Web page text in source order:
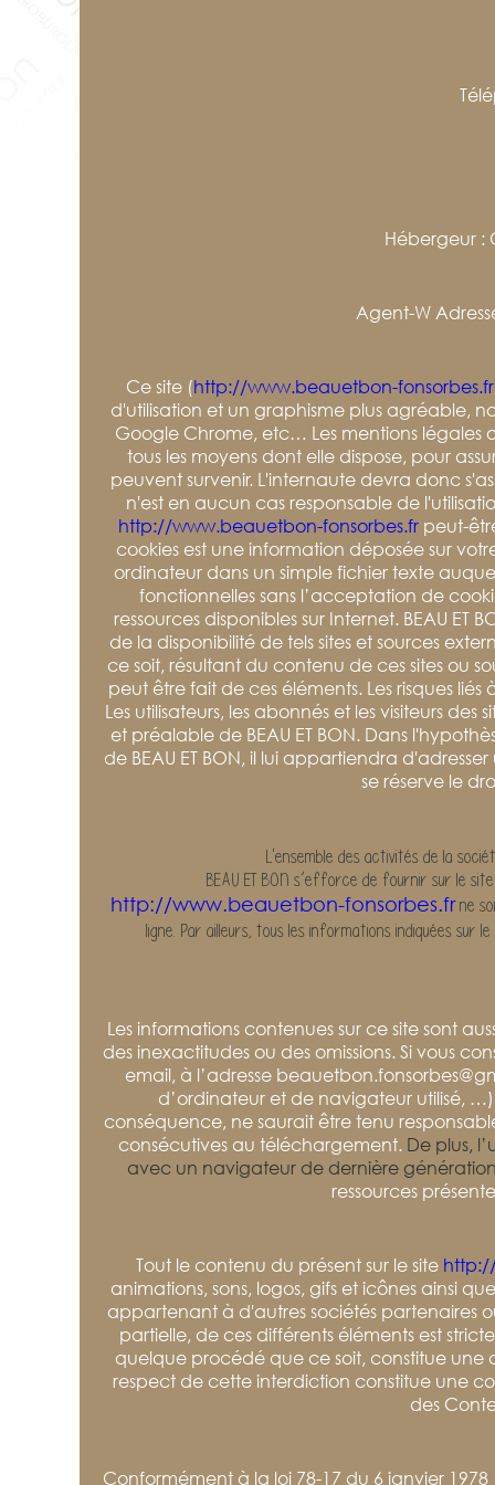
Hébergeur :
Agent-W
Ce site (http://www.beauetbon-fonsorbes.fr
d'utilisation et un graphisme plus agréable,
Google Chrome, etc… Les mentions légales
tous les moyens dont elle dispose, pour
peuvent survenir. L'internaute devra donc
n'est en aucun cas responsable de
http://www.beauetbon-fonsorbes.frpeut-
cookies est une information déposée sur
ordinateur dans un simple fichier texte
fonctionnelles sans l’acceptation de
ressources disponibles sur Internet. BEAU
de la disponibilité de tels sites et sources
ce soit, résultant du contenu de ces sites ou
peut être fait de ces éléments. Les risques
Les utilisateurs, les abonnés et les visiteurs
et préalable de BEAU ET BON. Dans
de BEAU ET BON, il lui appartiendra
se réserve le
L'ensemble des activités de la
BEAU ET BON s’efforce de fournir sur le
http://www.beauetbon-fonsorbes.frne
ligne. Par ailleurs, tous les informations indiquées
Les informations contenues sur ce site sont
des inexactitudes ou des omissions. Si vous
email, à l’adresse
d’ordinateur et de navigateur utilisé,
conséquence, ne saurait être tenu
consécutives au téléchargement. De plus,
avec un navigateur de dernière
ressources
Tout le contenu du présent sur le site
animations, sons, logos, gifs et icônes ainsi
appartenant à d'autres sociétés partenaires
partielle, de ces différents éléments est
quelque procédé que ce soit, constitue une
respect de cette interdiction constitue une
des
Conformément à la loi 78-17 du 6 janvier